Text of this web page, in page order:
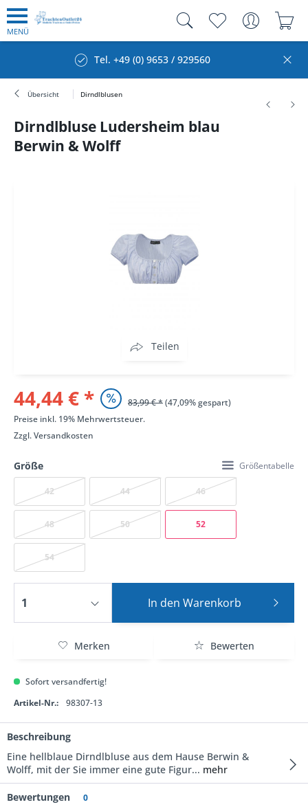
MENÜ
Tel. +49 (0) 9653 / 929560
Übersicht Dirndlblusen
Dirndlbluse Ludersheim blau
Berwin & Wolff
Teilen
44,44 € * 83,99 € *(47,09% gespart)
Preise inkl. 19% Mehrwertsteuer.
Zzgl.Versandkosten
Größe Größentabelle
42 44 46
48 50 52
54
In den Warenkorb
Merken Bewerten
Sofort versandfertig!
Artikel-Nr.:
98307-13
Beschreibung
Eine hellblaue Dirndlbluse aus dem Hause Berwin &
Wolff, mit der Sie immer eine gute Figur... mehr
Bewertungen 0